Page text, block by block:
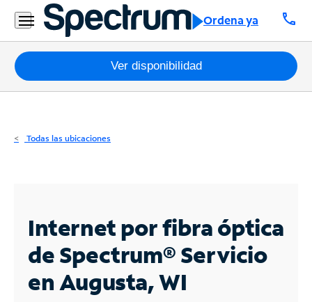
Ordena ya call
Residencial
Business
Paquetes
Internet
Business
Contáctanos
Ver disponibilidad
Todas las ubicaciones
Internet por fibra óptica
de Spectrum®Servicio
en Augusta, WI